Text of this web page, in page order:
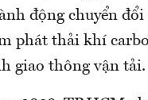
động chuyển đổi
phát thải khí
giao thông vận tải.